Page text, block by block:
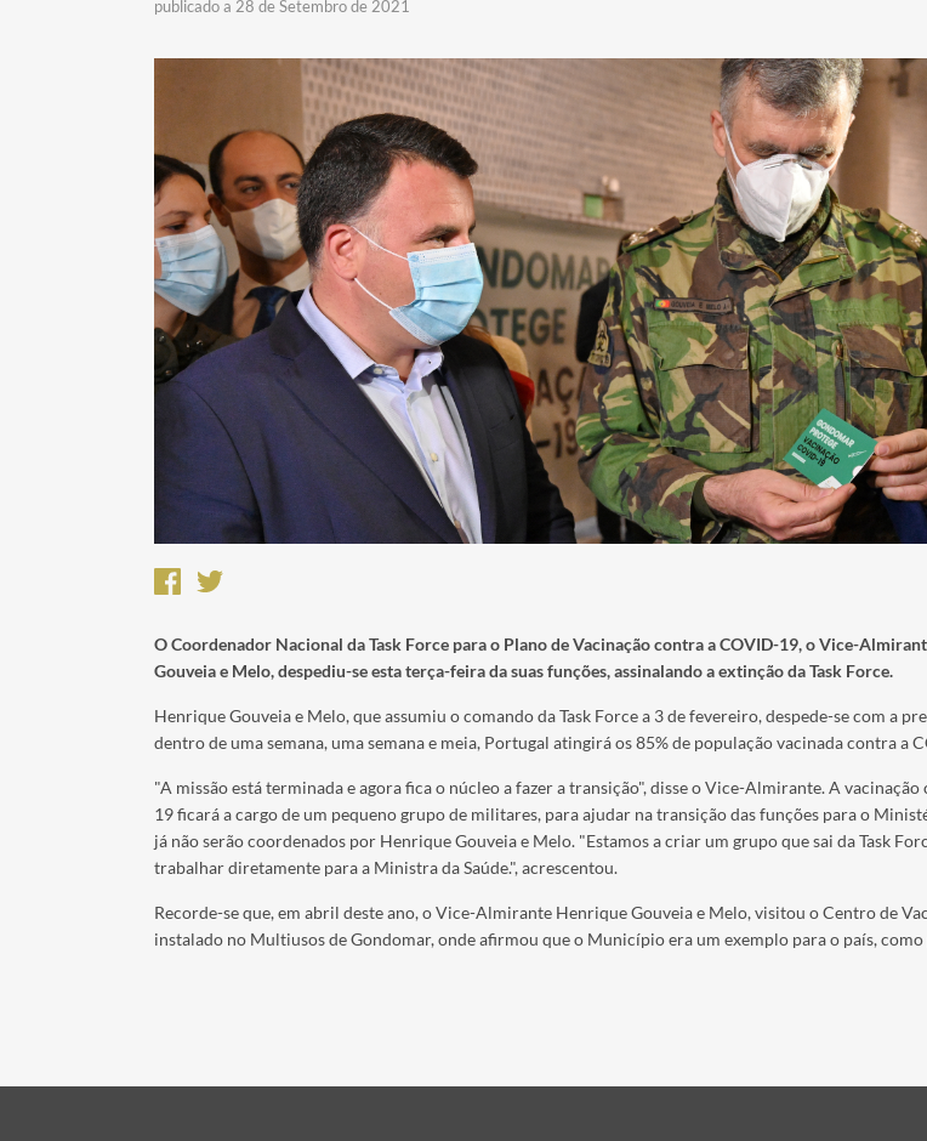
publicado a 28 de Setembro de 2021
O Coordenador Nacional da Task Force para o Plano de Vacinação contra a COVID-19, o Vice-
Gouveia e Melo, despediu-se esta terça-feira da suas funções, assinalando a extinção da Task Force.
Henrique Gouveia e Melo, que assumiu o comando da Task Force a 3 de fevereiro, despede-se com a
dentro de uma semana, uma semana e meia, Portugal atingirá os 85% de população vacinada contra a
"A missão está terminada e agora fica o núcleo a fazer a transição", disse o Vice-Almirante. A
19 ficará a cargo de um pequeno grupo de militares, para ajudar na transição das funções para o
já não serão coordenados por Henrique Gouveia e Melo. "Estamos a criar um grupo que sai da Task
trabalhar diretamente para a Ministra da Saúde.", acrescentou.
Recorde-se que, em abril deste ano, o Vice-Almirante Henrique Gouveia e Melo, visitou o Centro de
instalado no Multiusos de Gondomar, onde afirmou que o Município era um exemplo para o país,